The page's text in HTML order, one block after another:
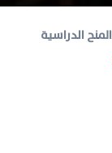
المنح الدراسية